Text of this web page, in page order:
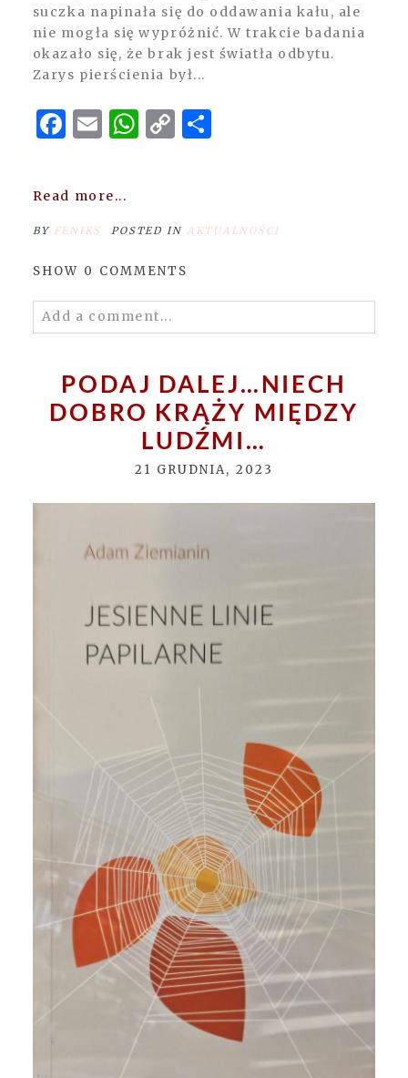
suczka napinała się do oddawania kału, ale
nie mogła się wypróżnić. W trakcie badania
okazało się, że brak jest światła odbytu.
Zarys pierścienia był...
Facebook
Email
WhatsApp
Copy
Link
Share
Read more...
BY FENIKS POSTED IN AKTUALNOŚCI
SHOW 0 COMMENTS
Add a comment...
Required fields are marked *
POST COMMENT
PODAJ DALEJ…NIECH
DOBRO KRĄŻY MIĘDZY
LUDŹMI…
21 GRUDNIA, 2023